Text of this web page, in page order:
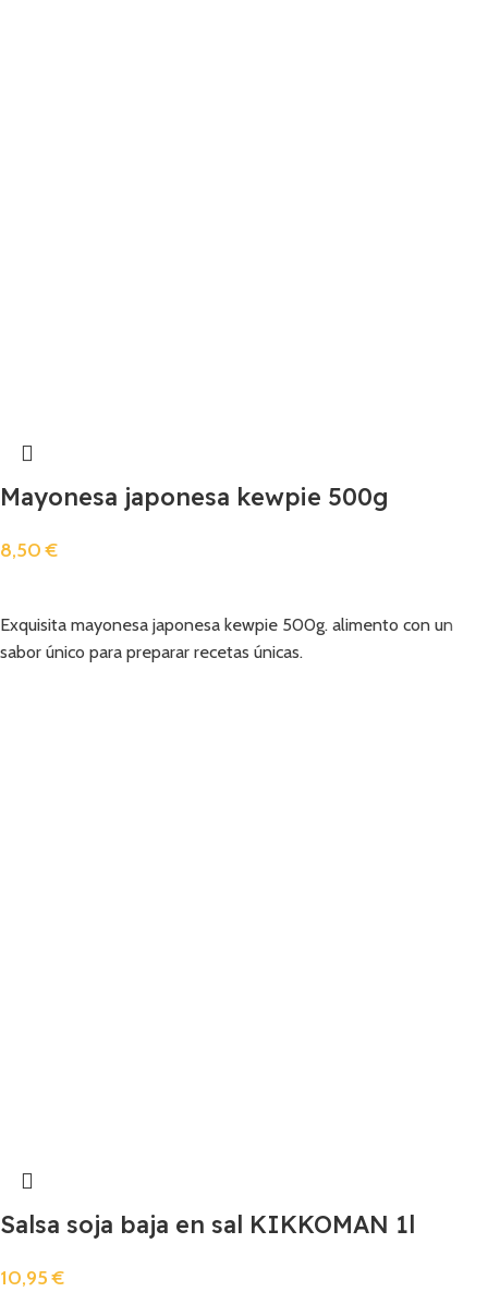
Mayonesa japonesa kewpie 500g
8,50€
Exquisita mayonesa japonesa kewpie 500g. alimento con un
sabor único para preparar recetas únicas.
Salsa soja baja en sal KIKKOMAN 1l
10,95€